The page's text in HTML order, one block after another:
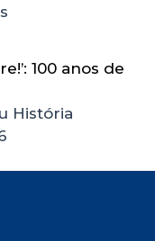
100 anos de
História